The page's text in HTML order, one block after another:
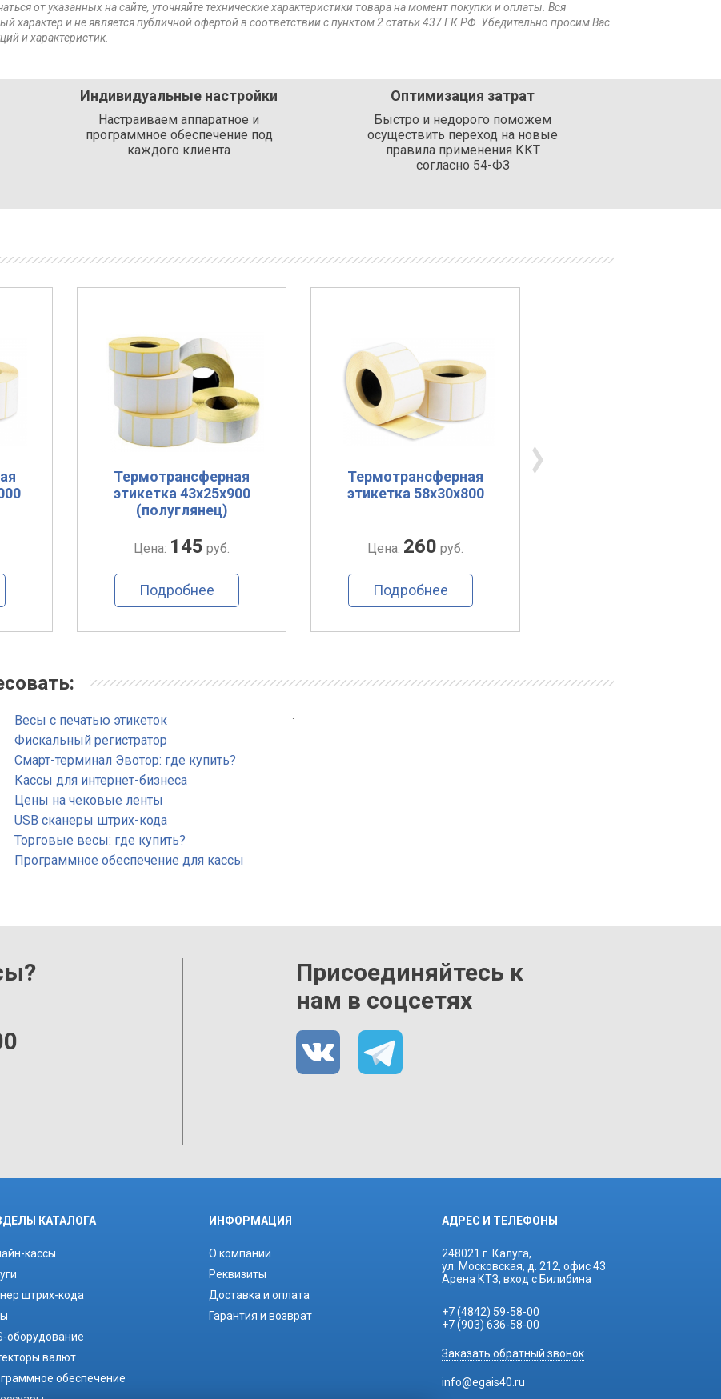
от указанных на сайте, уточняйте технические характеристики товара на момент покупки и оплаты. Вся
характер и не является публичной офертой в соответствии с пунктом 2 статьи 437 ГК РФ. Убедительно просим Вас
и характеристик.
Индивидуальные настройки
Настраиваем аппаратное и
программное обеспечение под
каждого клиента
Оптимизация затрат
Быстро и недорого поможем
осуществить переход на новые
правила применения ККТ
согласно 54-ФЗ
Термотрансферная
этикетка 43х25х900
(полуглянец)
Цена: 145 руб.
Подробнее
Термотрансферная
этикетка 58х30х800
Цена: 260 руб.
Подробнее
Весы с печатью этикеток
Фискальный регистратор
Смарт-терминал Эвотор: где купить?
Кассы для интернет-бизнеса
Цены на чековые ленты
USB сканеры штрих-кода
Торговые весы: где купить?
Программное обеспечение для кассы
.
Присоединяйтесь к
нам в соцсетях
КАТАЛОГА
кассы
штрих-кода
оборудование
валют
обеспечение
ИНФОРМАЦИЯ
О компании
Реквизиты
Доставка и оплата
Гарантия и возврат
АДРЕС И ТЕЛЕФОНЫ
248021 г. Калуга,
ул. Московская, д. 212, офис 43
Арена КТЗ, вход с Билибина
+7 (4842) 59-58-00
+7 (903) 636-58-00
Заказать обратный звонок
info@egais40.ru